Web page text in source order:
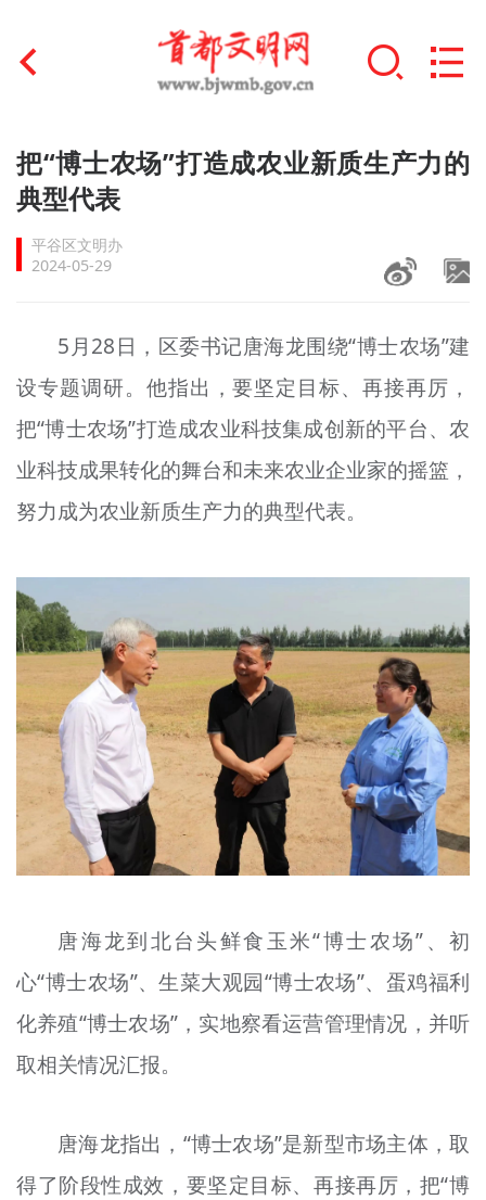
首页
文明创建
文明实践
未成年人思想道德建设
榜样人物
+
身边好人
文明评论
宣传思想文化人才
专题
资料库
+
把“博士农场”打造成农业新质生产力的
典型代表
平谷区文明办
2024-05-29
5月28日， 区委书记唐海龙围绕“博士农场”建
设专题调研。他指出，要坚定目标、再接再厉，
把“博士农场”打造成农业科技集成创新的平台、农
业科技成果转化的舞台和未来农业企业家的摇篮，
努力成为农业新质生产力的典型代表。
唐海龙到北台头鲜食玉米“博士农场”、初
心“博士农场”、生菜大观园“博士农场”、蛋鸡福利
化养殖“博士农场”，实地察看运营管理情况，并听
取相关情况汇报。
唐海龙指出，“博士农场”是新型市场主体，取
得了阶段性成效，要坚定目标、再接再厉，把“博